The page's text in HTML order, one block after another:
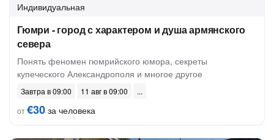
Индивидуальная
Гюмри - город с характером и душа армянского
севера
Понять феномен гюмрийского юмора, секреты
купеческого Александрополя и многое другое
Завтра в 09:00
11 авг в 09:00
от€30 за человека